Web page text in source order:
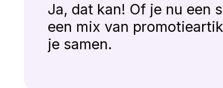
Ja, dat kan! Of je nu een
een mix van
je samen.